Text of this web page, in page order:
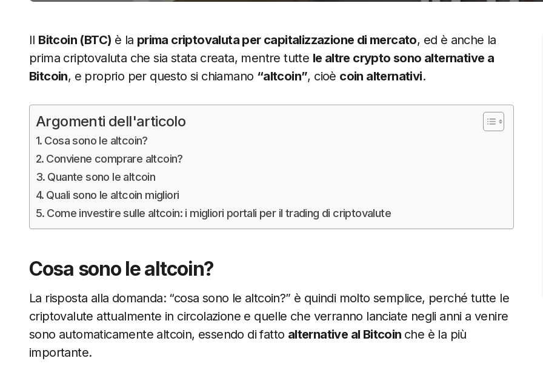
Il Bitcoin (BTC) è la prima criptovaluta per capitalizzazione di mercato, ed è anche la
prima criptovaluta che sia stata creata, mentre tutte le altre crypto sono alternative a
Bitcoin, e proprio per questo si chiamano “altcoin”, cioè coin alternativi.
Argomenti dell'articolo
Cosa sono le altcoin?
Conviene comprare altcoin?
Quante sono le altcoin
Quali sono le altcoin migliori
Come investire sulle altcoin: i migliori portali per il trading di criptovalute
Cosa sono le altcoin?
La risposta alla domanda: “cosa sono le altcoin?” è quindi molto semplice, perché tutte le
criptovalute attualmente in circolazione e quelle che verranno lanciate negli anni a venire
sono automaticamente altcoin, essendo di fatto alternative al Bitcoin che è la più
importante.